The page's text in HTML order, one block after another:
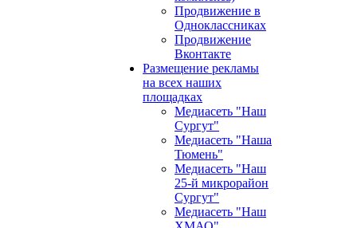
Продвижение в
Одноклассниках
Продвижение
Вконтакте
Размещение рекламы
на всех наших
площадках
Медиасеть "Наш
Сургут"
Медиасеть "Наша
Тюмень"
Медиасеть "Наш
25-й микрорайон
Сургут"
Медиасеть "Наш